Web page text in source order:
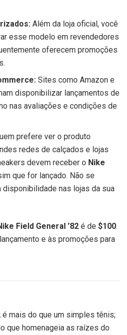
Além da loja oficial, você
esse modelo em revendedores
oferecem promoções
Sites como Amazon e
disponibilizar lançamentos de
nas avaliações e condições de
prefere ver o produto
redes de calçados e lojas
devem receber o Nike
que for lançado. Não se
disponibilidade nas lojas da sua
Field General ’82 é de $100.
e às promoções para
é mais do que um simples tênis;
que homenageia as raízes do